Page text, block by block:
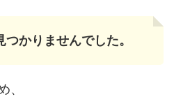
かりませんでした。
、